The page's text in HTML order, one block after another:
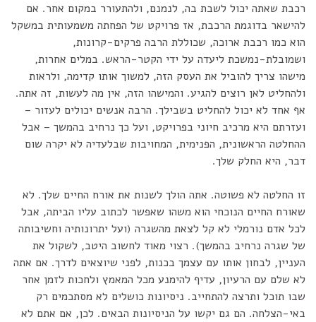
רכבת שאתה יכול לשבת בה, לנמנם, ולהתעורר במקום אחר. אם
להישאר בדוגמת הרכבת, אז פרויקט של הפחתה משמעותית במשקל
הוא כמו רכבת ארוכה, שכוללת הרבה פרקים-קרונות,
ושמובלת-נמשכת ליעדה על ידי הקטר-הראש. במלים אחרות,
מישהו צריך להוביל את העסק הזה, למשוך אותו קדימה, ולראות
ולהחליט לאן רוצים להגיע. והמישהו הזה, אין מה לעשות, זה אתה.
אף אחד לא יכול להחליט בשבילך. הרבה אנשים יכולים לעזור –
ועזרתם היא מרכיב חיוני בפרויקט, ועל כך נרחיב בהמשך – אבל
ההחלטה הראשונית, הפנימית, המחויבות שבלעדיה לא יקרה שום
דבר, היא החלק שלך.
זו החלטה לא פשוטה. אתה הולך לשנות את אורח החיים שלך. לא
שאורח החיים הנוכחי הוא משהו שאפשר לכתוב עליו הביתה, אבל
לכל אדם נורמלי לא קל לצאת מהשגרה (ועל יתרונותיה וחשיבותה
של שגרה נרחיב בהמשך). רצוי מאוד לחשוב היטב, לשקול את
העניין, לבחון אותו עם עצמך בכנות, לפני שיוצאים לדרך. אם אתה
לא שלם עם הרעיון, עדיף להימנע מכל המאמץ ולחכות לזמן אחר
שבו תוכל ותרצה להתחייב. ניסיונות כושלים לא מסתכמים רק
באי-הצלחה. הם גם יקשו על הניסיונות הבאים. לכן, אם אתם לא